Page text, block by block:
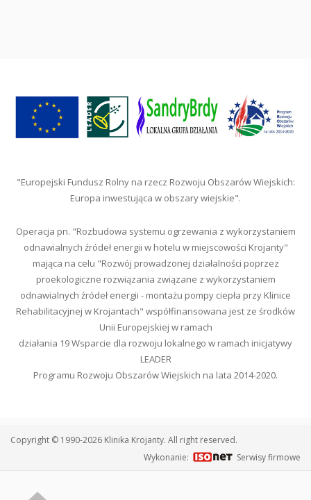
"Europejski Fundusz Rolny na rzecz Rozwoju Obszarów Wiejskich:
Europa inwestująca w obszary wiejskie".
Operacja pn. "Rozbudowa systemu ogrzewania z wykorzystaniem
odnawialnych źródeł energii w hotelu w miejscowości Krojanty"
mająca na celu "Rozwój prowadzonej działalności poprzez
proekologiczne rozwiązania związane z wykorzystaniem
odnawialnych źródeł energii - montażu pompy ciepła przy Klinice
Rehabilitacyjnej w Krojantach" współfinansowana jest ze środków
Unii Europejskiej w ramach
działania 19 Wsparcie dla rozwoju lokalnego w ramach inicjatywy
LEADER
Programu Rozwoju Obszarów Wiejskich na lata 2014-2020.
Copyright © 1990-2026 Klinika Krojanty. All right reserved.
Wykonanie:
Serwisy firmowe